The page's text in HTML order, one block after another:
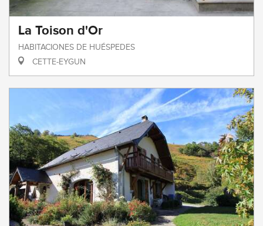
La Toison d'Or
HABITACIONES DE HUÉSPEDES
CETTE-EYGUN